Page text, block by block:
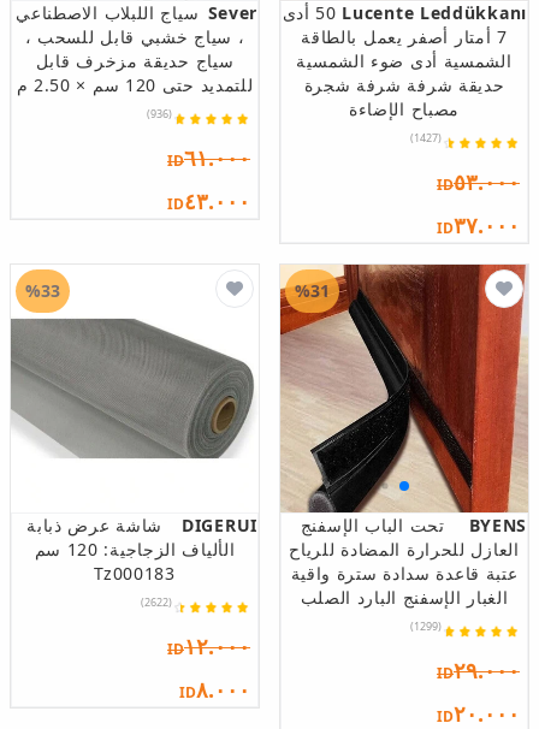
Lucente Leddükkanı
50 أدى
7 أمتار أصفر يعمل بالطاقة
الشمسية أدى ضوء الشمسية
حديقة شرفة شرفة شجرة
مصباح الإضاءة
(1427)
ID٥٣.٠٠٠
ID٣٧.٠٠٠
Sever سياج اللبلاب الاصطناعي
، سياج خشبي قابل للسحب ،
سياج حديقة مزخرف قابل
للتمديد حتى 120 سم × 2.50 م
(936)
ID٦١.٠٠٠
ID٤٣.٠٠٠
BYENS
تحت الباب الإسفنج
العازل للحرارة المضادة للرياح
عتبة قاعدة سدادة سترة واقية
الغبار الإسفنج البارد الصلب
(1299)
ID٢٩.٠٠٠
ID٢٠.٠٠٠
%31
DIGERUI
شاشة عرض ذبابة
الألياف الزجاجية: 120 سم
Tz000183
(2622)
ID١٢.٠٠٠
ID٨.٠٠٠
%33